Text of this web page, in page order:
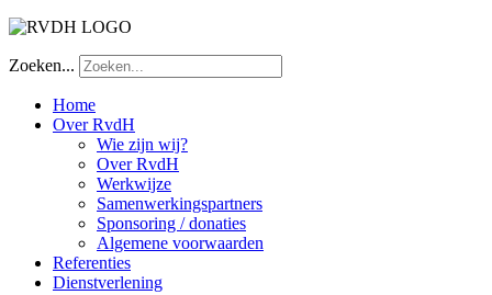
Zoeken...
Home
Over RvdH
Wie zijn wij?
Over RvdH
Werkwijze
Samenwerkingspartners
Sponsoring / donaties
Algemene voorwaarden
Referenties
Dienstverlening